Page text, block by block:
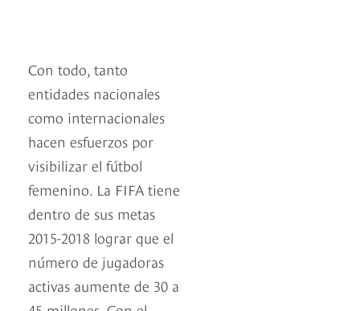
Con todo, tanto
entidades nacionales
como internacionales
hacen esfuerzos por
visibilizar el fútbol
femenino. La FIFA tiene
dentro de sus metas
2015-2018 lograr que el
número de jugadoras
activas aumente de 30 a